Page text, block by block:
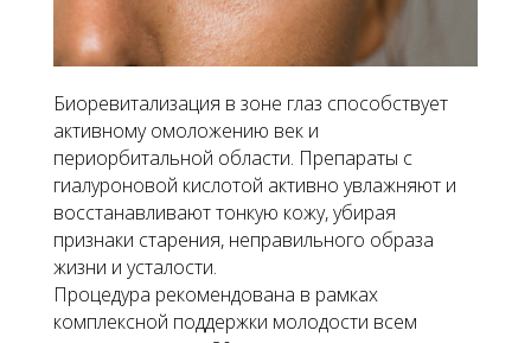
Биоревитализация в зоне глаз способствует
активному омоложению век и
периорбитальной области. Препараты с
гиалуроновой кислотой активно увлажняют и
восстанавливают тонкую кожу, убирая
признаки старения, неправильного образа
жизни и усталости.
Процедура рекомендована в рамках
комплексной поддержки молодости всем